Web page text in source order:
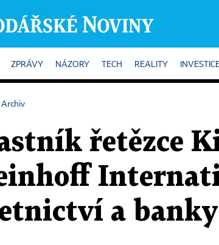
ZPRÁVY NÁZORY TECH REALITY
Archiv
řetězce
a